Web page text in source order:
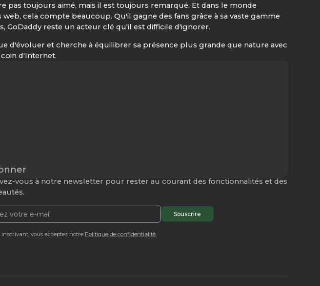
pas toujours aimé, mais il est toujours remarqué. Et dans le monde
cela compte beaucoup. Qu'il gagne des fans grâce à sa vaste gamme
GoDaddy reste un acteur clé qu'il est difficile d'ignorer.
d'évoluer et cherche à équilibrer sa présence plus grande que nature avec
d'Internet.
vous à notre newsletter pour rester au courant des fonctionnalités et des
inscrivant, vous acceptez notre Politique de confidentialité.